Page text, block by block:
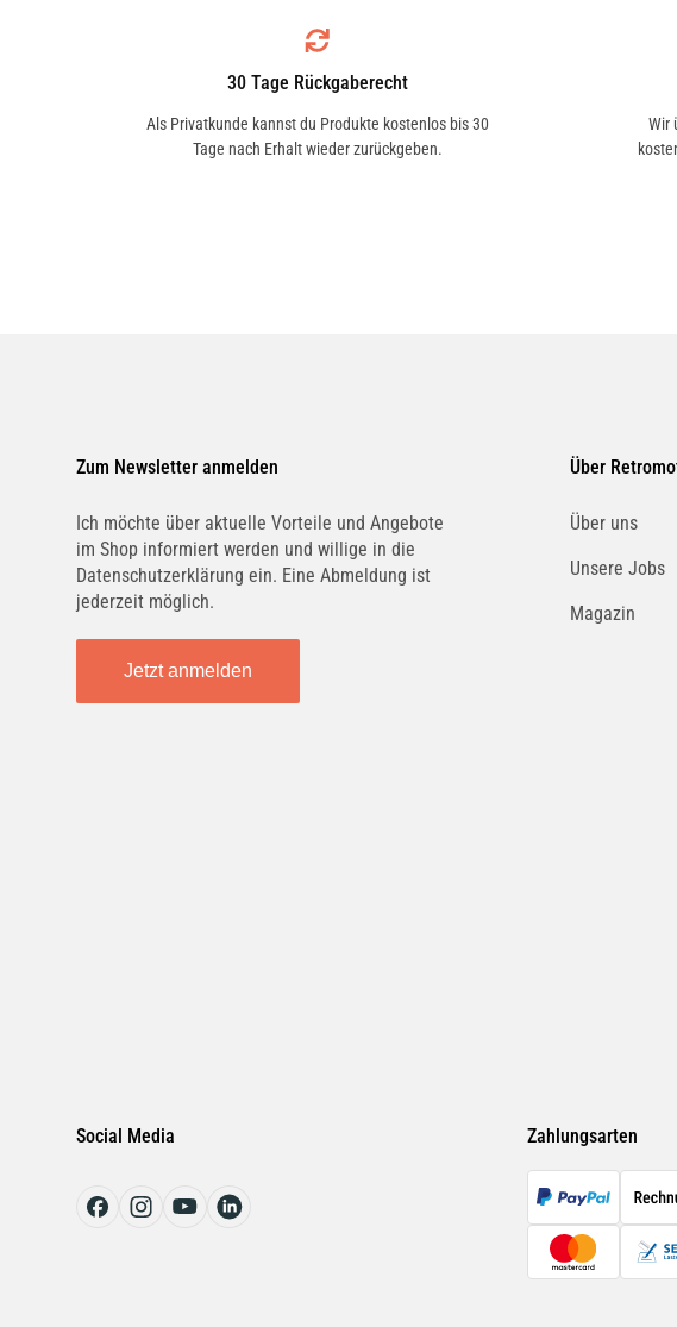
30 Tage Rückgaberecht
Als Privatkunde kannst du Produkte kostenlos bis 30
Tage nach Erhalt wieder zurückgeben.
Wir
Zum Newsletter anmelden
Ich möchte über aktuelle Vorteile und Angebote
im Shop informiert werden und willige in die
Datenschutzerklärung ein. Eine Abmeldung ist
jederzeit möglich.
Jetzt anmelden
Über
Über uns
Unsere Jobs
Magazin
Social Media Zahlungsarten